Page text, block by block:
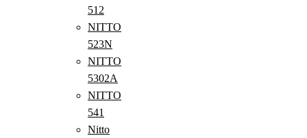
512
NITTO
523N
NITTO
5302A
NITTO
541
Nitto